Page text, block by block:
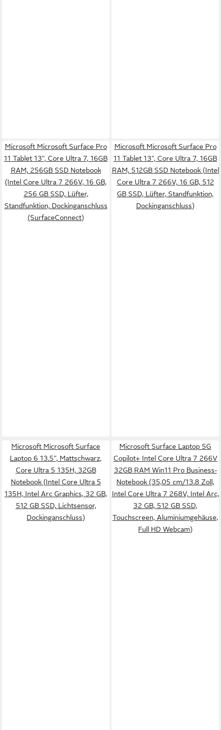
Microsoft Microsoft Surface Pro
11 Tablet 13", Core Ultra 7, 16GB
RAM, 256GB SSD Notebook
(Intel Core Ultra 7 266V, 16 GB,
256 GB SSD, Lüfter,
Standfunktion, Dockinganschluss
(SurfaceConnect)
Microsoft Microsoft Surface Pro
11 Tablet 13", Core Ultra 7, 16GB
RAM, 512GB SSD Notebook (Intel
Core Ultra 7 266V, 16 GB, 512
GB SSD, Lüfter, Standfunktion,
Dockinganschluss)
Microsoft Microsoft Surface
Laptop 6 13.5", Mattschwarz,
Core Ultra 5 135H, 32GB
Notebook (Intel Core Ultra 5
135H, Intel Arc Graphics, 32 GB,
512 GB SSD, Lichtsensor,
Dockinganschluss)
Microsoft Surface Laptop 5G
Copilot+ Intel Core Ultra 7 266V
32GB RAM Win11 Pro Business-
Notebook (35,05 cm/13.8 Zoll,
Intel Core Ultra 7 268V, Intel Arc,
32 GB, 512 GB SSD,
Touchscreen, Aluminiumgehäuse,
Full HD Webcam)